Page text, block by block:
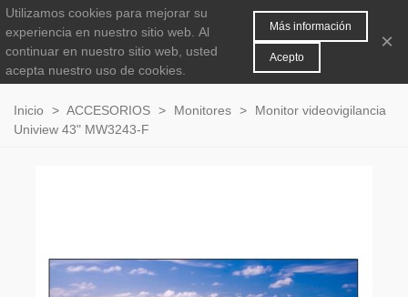
0
Inicio > ACCESORIOS > Monitores >
Monitor videovigilancia
Uniview 43" MW3243-F
Utilizamos cookies para mejorar su
experiencia en nuestro sitio web. Al
continuar en nuestro sitio web, usted
acepta nuestro uso de cookies.
Más información
Acepto
×